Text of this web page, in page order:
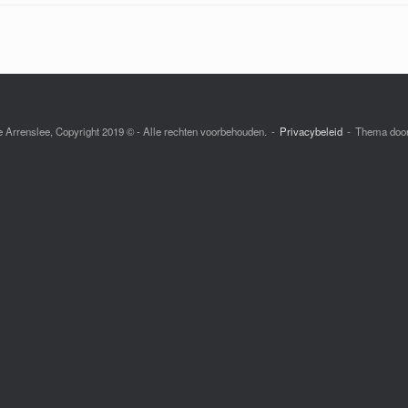
Arrenslee, Copyright 2019 © - Alle rechten voorbehouden. Privacybeleid Thema